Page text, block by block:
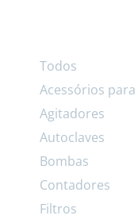
Todos
Acessórios
Agitadores
Autoclaves
Bombas
Contadores
Filtros